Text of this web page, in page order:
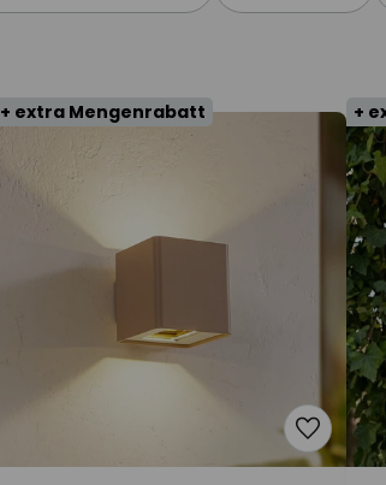
+ extra Mengenrabatt +